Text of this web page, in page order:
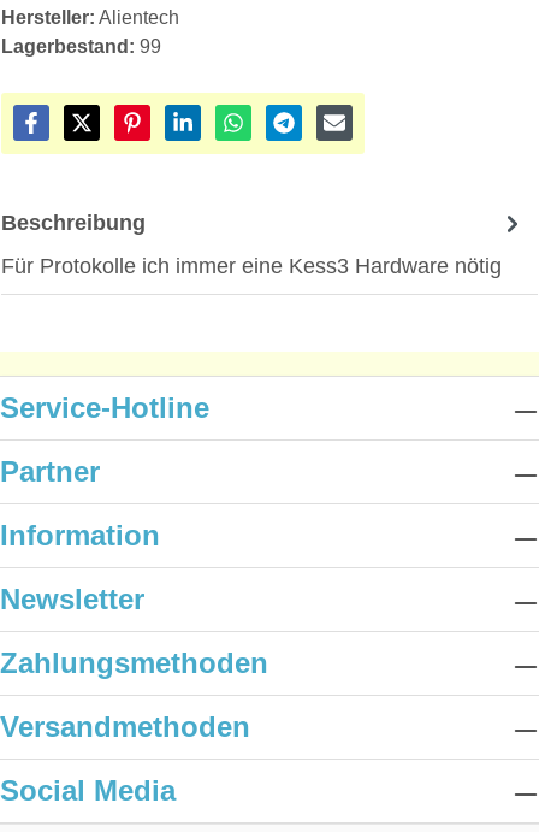
Hersteller: Alientech
Lagerbestand: 99
Beschreibung
Für Protokolle ich immer eine Kess3 Hardware nötig
Service-Hotline
Partner
Information
Newsletter
Zahlungsmethoden
Versandmethoden
Social Media